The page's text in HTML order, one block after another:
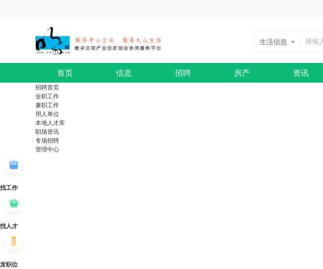
生活信息
首页 信息 招聘 房产 资讯
招聘首页
全职工作
兼职工作
用人单位
本地人才库
职场资讯
专场招聘
管理中心
找工作
找人才
发职位